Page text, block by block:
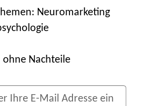
Neuromarketing
ohne Nachteile